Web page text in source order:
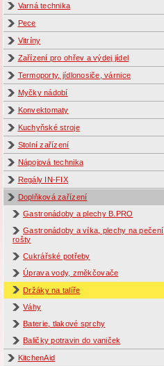
Varná technika
Pece
Vitríny
Zařízení pro ohřev a výdej jídel
Termoporty, jídlonosiče, várnice
Myčky nádobí
Konvektomaty
Kuchyňské stroje
Stolní zařízení
Nápojová technika
Regály IN-FIX
Doplňková zařízení
Gastronádoby a plechy B.PRO
Gastronádoby a víka, plechy na pečení,
rošty
Cukrářské potřeby
Úprava vody, změkčovače
Držáky na talíře
Váhy
Baterie, tlakové sprchy
Baličky potravin do vaniček
KitchenAid